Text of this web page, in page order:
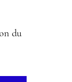
du